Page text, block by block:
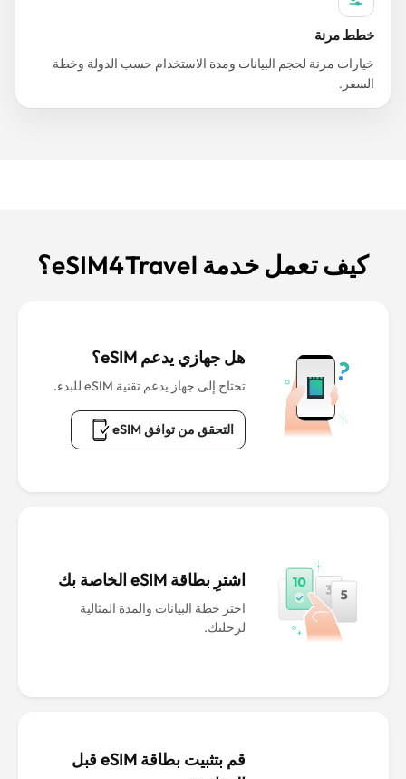
خطط مرنة
خيارات مرنة لحجم البيانات ومدة الاستخدام حسب الدولة وخطة
السفر.
كيف تعمل خدمة eSIM4Travel؟
هل جهازي يدعم eSIM؟
تحتاج إلى جهاز يدعم تقنية eSIM للبدء.
التحقق من توافق eSIM
اشترِ بطاقة eSIM الخاصة بك
اختر خطة البيانات والمدة المثالية
لرحلتك.
قم بتثبيت بطاقة eSIM قبل